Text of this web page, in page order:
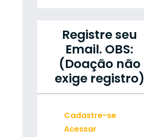
Registre seu
Email. OBS:
(Doação não
exige registro)
Cadastre-se
Acessar